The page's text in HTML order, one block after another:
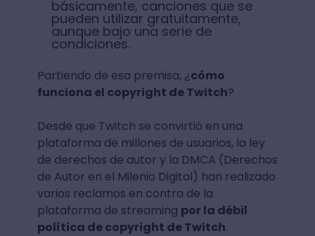
básicamente, canciones que se
pueden utilizar gratuitamente,
aunque bajo una serie de
condiciones.
Partiendo de esa premisa, ¿cómo
funciona el copyright de Twitch?
Desde que Twitch se convirtió en una
plataforma de millones de usuarios, la ley
de derechos de autor y la DMCA (Derechos
de Autor en el Milenio Digital) han realizado
varios reclamos en contra de la
plataforma de streaming por la débil
política de copyright de Twitch.